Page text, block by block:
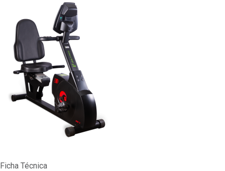
Ficha Técnica